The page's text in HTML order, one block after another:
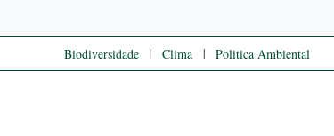
Biodiversidade | Clima | Politica Ambiental